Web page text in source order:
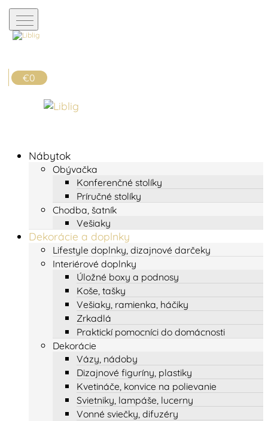
€0
Nábytok
Obývačka
Konferenčné stolíky
Príručné stolíky
Chodba, šatník
Vešiaky
Dekorácie a doplnky
Lifestyle doplnky, dizajnové darčeky
Interiérové doplnky
Úložné boxy a podnosy
Koše, tašky
Vešiaky, ramienka, háčiky
Zrkadlá
Praktickí pomocníci do domácnosti
Dekorácie
Vázy, nádoby
Dizajnové figuríny, plastiky
Kvetináče, konvice na polievanie
Svietniky, lampáše, lucerny
Vonné sviečky, difuzéry